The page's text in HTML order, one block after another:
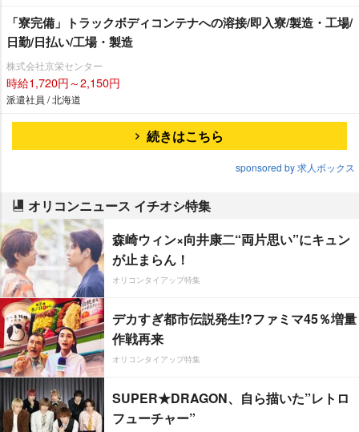
「寮完備」トラックボディコンテナへの溶接/即入寮/製造・工場/
日勤/日払い/工場・製造
株式会社京栄センター
時給1,720円～2,150円
派遣社員 / 北海道
続きはこちら
sponsored by 求人ボックス
オリコンニュース イチオシ特集
森崎ウィン×向井康二“両片思い”にキュン
が止まらん！
オリコンタイアップ特集
デカすぎ都市伝説発生!?ファミマ45％増量
作戦再来
オリコンタイアップ特集
SUPER★DRAGON、自ら描いた”レトロ
フューチャー”